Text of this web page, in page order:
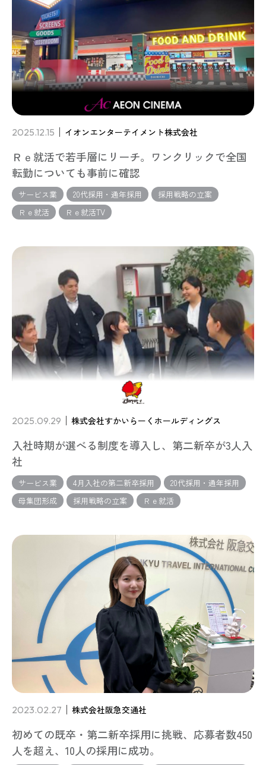
2025.12.15 イオンエンターテイメント株式会社
Ｒｅ就活で若手層にリーチ。ワンクリックで全国
転勤についても事前に確認
サービス業 20代採用・通年採用
採用戦略の立案
Ｒｅ就活
Ｒｅ就活TV
2025.09.29 株式会社すかいらーくホールディングス
入社時期が選べる制度を導入し、第二新卒が3人入
社
サービス業 4月入社の第二新卒採用
20代採用・通年採用
母集団形成
採用戦略の立案 Ｒｅ就活
2023.02.27 株式会社阪急交通社
初めての既卒・第二新卒採用に挑戦、応募者数450
人を超え、10人の採用に成功。